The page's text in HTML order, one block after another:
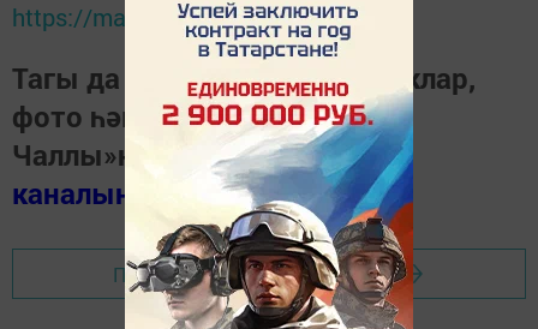
https://max.ru/tatmedia
Тагы да кызыклырак яңалыклар,
фото һәм видеолар «Шәһри
Чаллы»ның
MAX
каналында
(язылыгыз).
Перейти на страницу новости